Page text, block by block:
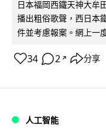
日本福岡西鐵天神大牟
播出粗俗歌聲，西日本
件並考慮報案。網上一
34 2 ↗ 分享
人工智能